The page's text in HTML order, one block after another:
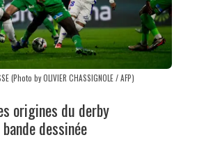
(Photo by OLIVIER CHASSIGNOLE / AFP)
origines du derby
dessinée